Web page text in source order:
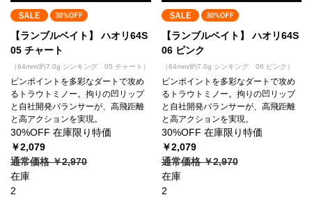
【ランブルベイト】 ハオリ64S
05 チャート
（64mm/約7.0g シンキング 05 チャート）
ピンポイントを多彩なダートで攻め
るトラウトミノー。拘りの凹リップ
と自社開発バランサーが、高飛距離
と高アクションを実現。
30%OFF 在庫限り特価
￥2,079
通常価格 ￥2,970
在庫
2
【ランブルベイト】 ハオリ64S
06 ピンク
（64mm/約7.0g シンキング 06 ピンク）
ピンポイントを多彩なダートで攻め
るトラウトミノー。拘りの凹リップ
と自社開発バランサーが、高飛距離
と高アクションを実現。
30%OFF 在庫限り特価
￥2,079
通常価格 ￥2,970
在庫
2